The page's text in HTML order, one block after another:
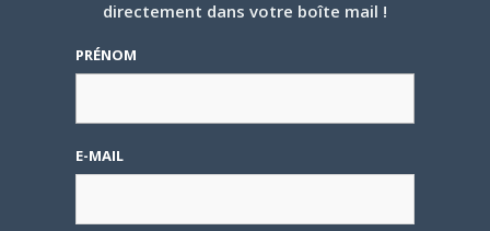
Une nouvelle série TV
directement dans votre boîte mail !
PRÉNOM
E-MAIL